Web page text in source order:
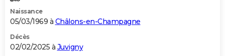
Dictionnaire
Biographies
Citations
Expressions
Proverbes
PROGRAMME TV
S'inscrire
Se connecter
Lycées
Collèges
Primaires
Universités
Entreprises
Service militaire
Avis de recherche
AVIS DE DÉCÈS
Naissance
05/03/1969 à Châlons-en-Champagne
Décès
02/02/2025 à Juvigny